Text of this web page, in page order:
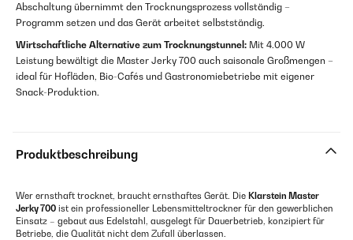
Abschaltung übernimmt den Trocknungsprozess vollständig –
Programm setzen und das Gerät arbeitet selbstständig.
Wirtschaftliche Alternative zum Trocknungstunnel: Mit 4.000 W
Leistung bewältigt die Master Jerky 700 auch saisonale Großmengen –
ideal für Hofläden, Bio-Cafés und Gastronomiebetriebe mit eigener
Snack-Produktion.
Produktbeschreibung
Wer ernsthaft trocknet, braucht ernsthaftes Gerät. Die Klarstein Master
Jerky 700 ist ein professioneller Lebensmitteltrockner für den gewerblichen
Einsatz – gebaut aus Edelstahl, ausgelegt für Dauerbetrieb, konzipiert für
Betriebe, die Qualität nicht dem Zufall überlassen.